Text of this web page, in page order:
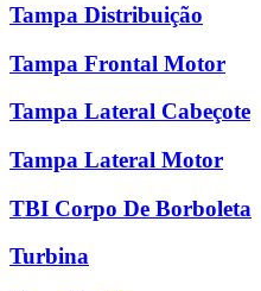
Tampa Distribuição
Tampa Frontal Motor
Tampa Lateral Cabeçote
Tampa Lateral Motor
TBI Corpo De Borboleta
Turbina